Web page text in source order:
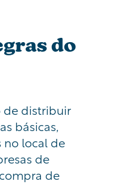
do
de distribuir
básicas,
no local de
de
de